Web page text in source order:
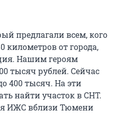
предлагали всем, кого
километров от города,
Нашим героям
тысяч рублей. Сейчас
400 тысяч. На эти
найти участок в СНТ.
ИЖС вблизи Тюмени